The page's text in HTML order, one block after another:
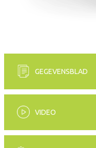
GEGEVENSBLAD
VIDEO